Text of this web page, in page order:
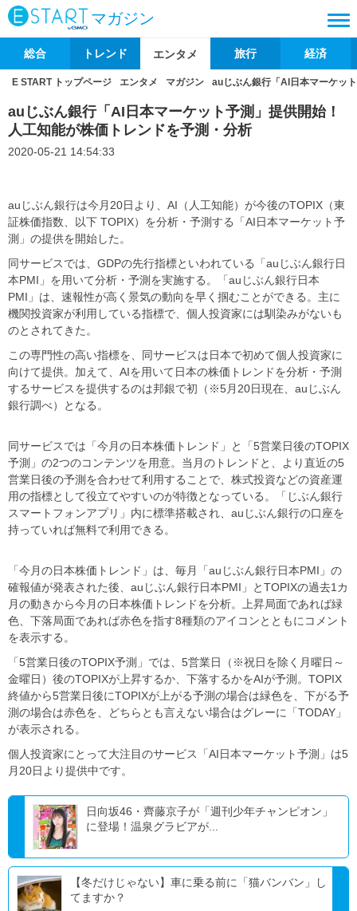
マガジン
総合 トレンド エンタメ 旅行 経済
E START トップページ エンタメ マガジン auじぶん銀行「AI日本マーケッ
auじぶん銀行「AI日本マーケット予測」提供開始！
人工知能が株価トレンドを予測・分析
2020-05-21 14:54:33
auじぶん銀行は今月20日より、AI（人工知能）が今後のTOPIX（東
証株価指数、以下 TOPIX）を分析・予測する「AI日本マーケット予
測」の提供を開始した。
同サービスでは、GDPの先行指標といわれている「auじぶん銀行日
本PMI」を用いて分析・予測を実施する。「auじぶん銀行日本
PMI」は、速報性が高く景気の動向を早く掴むことができる。主に
機関投資家が利用している指標で、個人投資家には馴染みがないも
のとされてきた。
この専門性の高い指標を、同サービスは日本で初めて個人投資家に
向けて提供。加えて、AIを用いて日本の株価トレンドを分析・予測
するサービスを提供するのは邦銀で初（※5月20日現在、auじぶん
銀行調べ）となる。
同サービスでは「今月の日本株価トレンド」と「5営業日後のTOPIX
予測」の2つのコンテンツを用意。当月のトレンドと、より直近の5
営業日後の予測を合わせて利用することで、株式投資などの資産運
用の指標として役立てやすいのが特徴となっている。「じぶん銀行
スマートフォンアプリ」内に標準搭載され、auじぶん銀行の口座を
持っていれば無料で利用できる。
「今月の日本株価トレンド」は、毎月「auじぶん銀行日本PMI」の
確報値が発表された後、auじぶん銀行日本PMI」とTOPIXの過去1カ
月の動きから今月の日本株価トレンドを分析。上昇局面であれば緑
色、下落局面であれば赤色を指す8種類のアイコンとともにコメント
を表示する。
「5営業日後のTOPIX予測」では、5営業日（※祝日を除く月曜日～
金曜日）後のTOPIXが上昇するか、下落するかをAIが予測。TOPIX
終値から5営業日後にTOPIXが上がる予測の場合は緑色を、下がる予
測の場合は赤色を、どちらとも言えない場合はグレーに「TODAY」
が表示される。
個人投資家にとって大注目のサービス「AI日本マーケット予測」は5
月20日より提供中です。
日向坂46・齊藤京子が「週刊少年チャンピオン」
に登場！温泉グラビアが...
【冬だけじゃない】車に乗る前に「猫バンバン」し
てますか？